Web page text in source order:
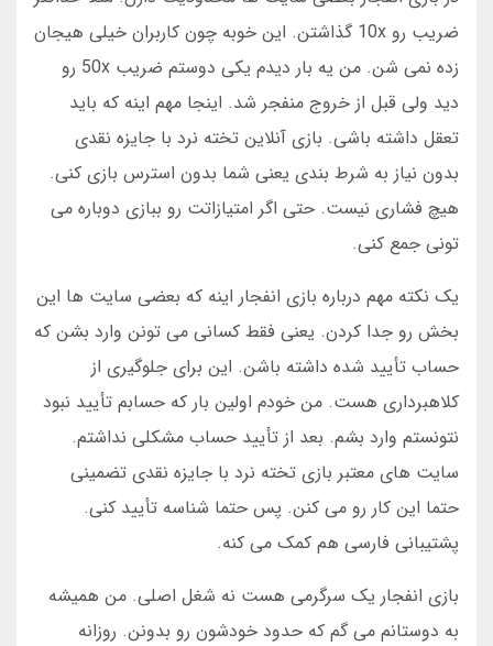
ضریب رو 10x گذاشتن. این خوبه چون کاربران خیلی هیجان
زده نمی شن. من یه بار دیدم یکی دوستم ضریب 50x رو
دید ولی قبل از خروج منفجر شد. اینجا مهم اینه که باید
تعقل داشته باشی. بازی آنلاین تخته نرد با جایزه نقدی
بدون نیاز به شرط بندی یعنی شما بدون استرس بازی کنی.
هیچ فشاری نیست. حتی اگر امتیازاتت رو ببازی دوباره می
تونی جمع کنی.
یک نکته مهم درباره بازی انفجار اینه که بعضی سایت ها این
بخش رو جدا کردن. یعنی فقط کسانی می تونن وارد بشن که
حساب تأیید شده داشته باشن. این برای جلوگیری از
کلاهبرداری هست. من خودم اولین بار که حسابم تأیید نبود
نتونستم وارد بشم. بعد از تأیید حساب مشکلی نداشتم.
سایت های معتبر بازی تخته نرد با جایزه نقدی تضمینی
حتما این کار رو می کنن. پس حتما شناسه تأیید کنی.
پشتیبانی فارسی هم کمک می کنه.
بازی انفجار یک سرگرمی هست نه شغل اصلی. من همیشه
به دوستانم می گم که حدود خودشون رو بدونن. روزانه